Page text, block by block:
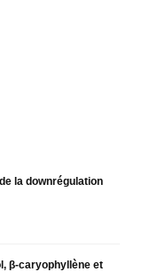
la downrégulation
β-caryophyllène et